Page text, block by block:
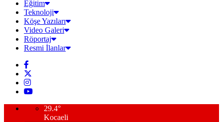
Eğitim
Teknoloji
Köşe Yazıları
Video Galeri
Röportaj
Resmi İlanlar
29.4°
Kocaeli